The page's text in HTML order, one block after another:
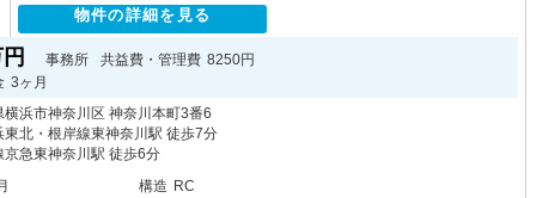
物件の詳細を見る
事務所 共益費・管理費 8250円
3ヶ月
横浜市神奈川区 神奈川本町3番6
東北・根岸線東神奈川駅 徒歩7分
京急東神奈川駅 徒歩6分
構造 RC